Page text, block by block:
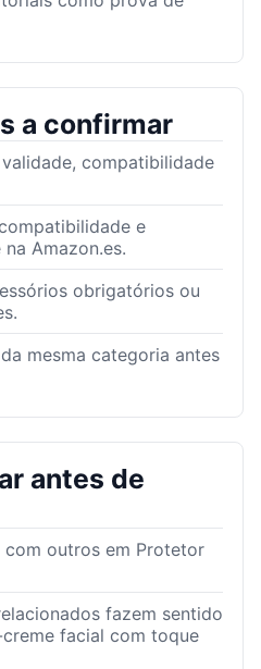
a confirmar
compatibilidade
e
Amazon.es.
obrigatórios ou
mesma categoria antes
antes de
outros em Protetor
fazem sentido
facial com toque